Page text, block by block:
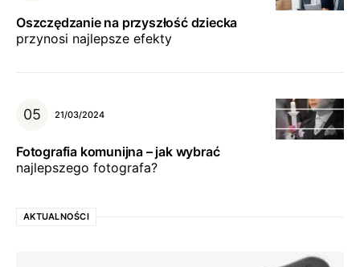
Oszczędzanie na przyszłość dziecka
przynosi najlepsze efekty
21/03/2024
Fotografia komunijna – jak wybrać
najlepszego fotografa?
AKTUALNOŚCI